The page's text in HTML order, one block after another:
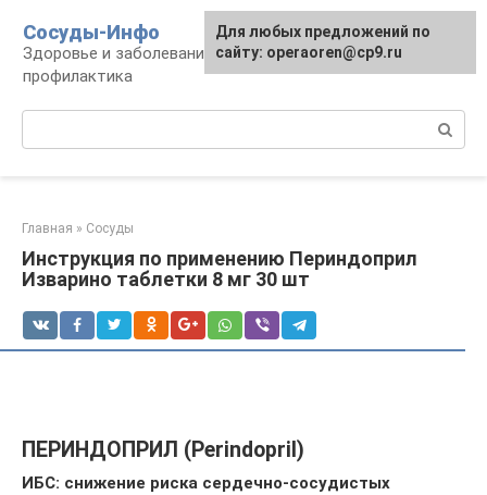
контенту
Сосуды-Инфо
Здоровье и заболевания сосудов и сердца,
профилактика
Главная » Сосуды
Инструкция по применению Периндоприл
Изварино таблетки 8 мг 30 шт
ПЕРИНДОПРИЛ (Perindopril)
ИБС: снижение риска сердечно-сосудистых
Для любых предложений по
сайту: operaoren@cp9.ru